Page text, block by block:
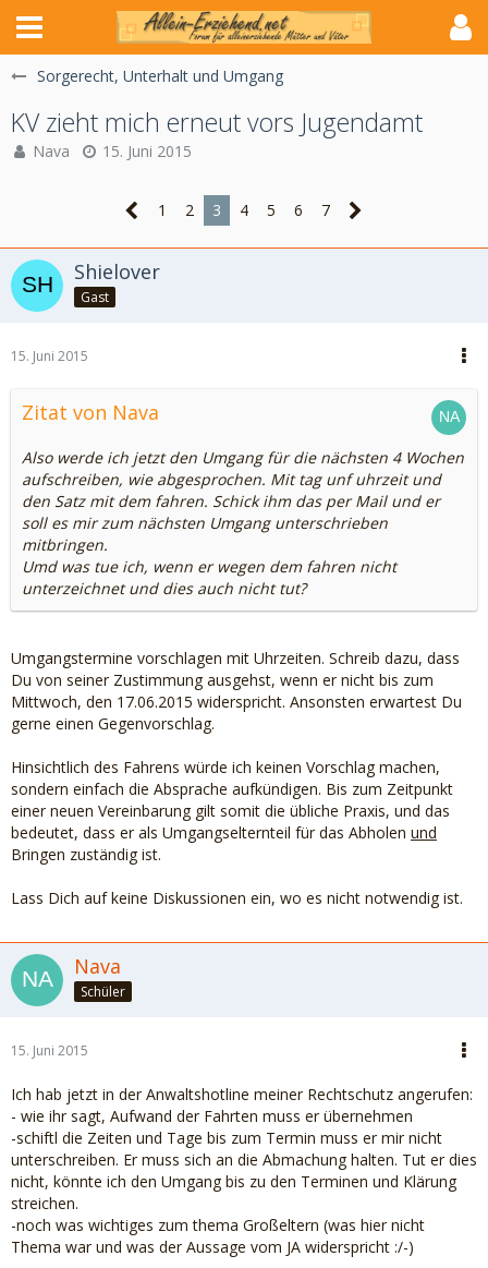
Sorgerecht, Unterhalt und Umgang
KV zieht mich erneut vors Jugendamt
Nava 15. Juni 2015
1 2 3 4 5 6 7
Shielover
Gast
15. Juni 2015
Zitat von Nava
Also werde ich jetzt den Umgang für die nächsten 4 Wochen
aufschreiben, wie abgesprochen. Mit tag unf uhrzeit und
den Satz mit dem fahren. Schick ihm das per Mail und er
soll es mir zum nächsten Umgang unterschrieben
mitbringen.
Umd was tue ich, wenn er wegen dem fahren nicht
unterzeichnet und dies auch nicht tut?
Umgangstermine vorschlagen mit Uhrzeiten. Schreib dazu, dass
Du von seiner Zustimmung ausgehst, wenn er nicht bis zum
Mittwoch, den 17.06.2015 widerspricht. Ansonsten erwartest Du
gerne einen Gegenvorschlag.
Hinsichtlich des Fahrens würde ich keinen Vorschlag machen,
sondern einfach die Absprache aufkündigen. Bis zum Zeitpunkt
einer neuen Vereinbarung gilt somit die übliche Praxis, und das
bedeutet, dass er als Umgangselternteil für das Abholen und
Bringen zuständig ist.
Lass Dich auf keine Diskussionen ein, wo es nicht notwendig ist.
Nava
Schüler
15. Juni 2015
Ich hab jetzt in der Anwaltshotline meiner Rechtschutz angerufen:
- wie ihr sagt, Aufwand der Fahrten muss er übernehmen
-schiftl die Zeiten und Tage bis zum Termin muss er mir nicht
unterschreiben. Er muss sich an die Abmachung halten. Tut er dies
nicht, könnte ich den Umgang bis zu den Terminen und Klärung
streichen.
-noch was wichtiges zum thema Großeltern (was hier nicht
Thema war und was der Aussage vom JA widerspricht :/-)